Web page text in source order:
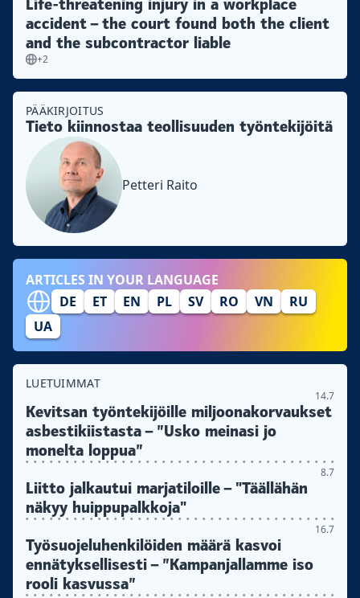
Life-threatening injury in a workplace
accident – the court found both the client
and the subcontractor liable
+2
PÄÄKIRJOITUS
Tieto kiinnostaa teollisuuden työntekijöitä
Petteri Raito
ARTICLES IN YOUR LANGUAGE
DE
ET EN PL SV RO VN
RU
UA
LUETUIMMAT
14.7
Kevitsan työntekijöille miljoonakorvaukset
asbestikiistasta – ”Usko meinasi jo
monelta loppua”
8.7
Liitto jalkautui marjatiloille – "Täällähän
näkyy huippupalkkoja"
16.7
Työsuojeluhenkilöiden määrä kasvoi
ennätyksellisesti – ”Kampanjallamme iso
rooli kasvussa”